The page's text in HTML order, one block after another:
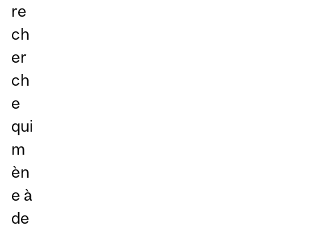
re
ch
er
ch
e
qui
m
èn
e à
de